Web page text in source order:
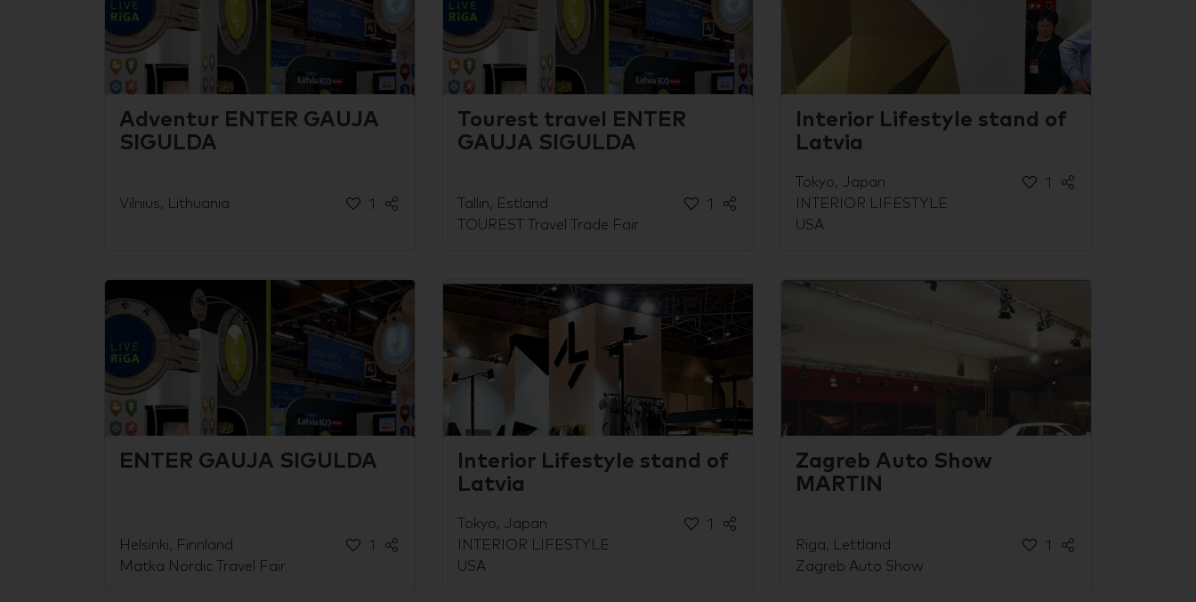
Adventur ENTER GAUJA
SIGULDA
Vilnius, Lithuania 1
Tourest travel ENTER
GAUJA SIGULDA
Tallin, Estland
TOUREST Travel Trade Fair
1
Interior Lifestyle stand of
Latvia
Tokyo, Japan
INTERIOR LIFESTYLE
USA
1
ENTER GAUJA SIGULDA
Helsinki, Finnland
Matka Nordic Travel Fair
1
Interior Lifestyle stand of
Latvia
Tokyo, Japan
INTERIOR LIFESTYLE
USA
1
Zagreb Auto Show
MARTIN
Riga, Lettland
Zagreb Auto Show
1